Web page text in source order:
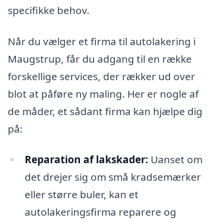
specifikke behov.
Når du vælger et firma til autolakering i
Maugstrup, får du adgang til en række
forskellige services, der rækker ud over
blot at påføre ny maling. Her er nogle af
de måder, et sådant firma kan hjælpe dig
på:
Reparation af lakskader: Uanset om
det drejer sig om små kradsemærker
eller større buler, kan et
autolakeringsfirma reparere og